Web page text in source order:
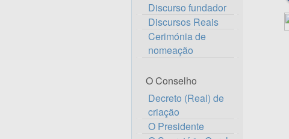
Discurso fundador
Discursos Reais
Cerimónia de
nomeação
O Conselho
Decreto (Real) de
criação
O Presidente